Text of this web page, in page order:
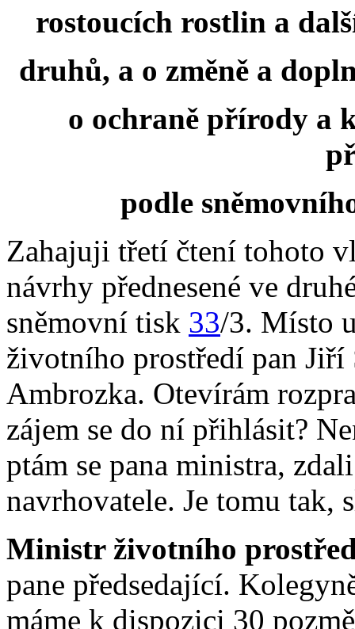
rostoucích rostlin a
druhů, a o změně a
o ochraně přírody a
podle
Zahajuji třetí čtení tohoto
návrhy přednesené ve
sněmovní tisk 33/3. Místo
životního prostředí pan
Ambrozka. Otevírám
zájem se do ní přihlásit?
ptám se pana ministra,
navrhovatele. Je tomu tak,
Ministr životního
pane předsedající.
máme k dispozici 30